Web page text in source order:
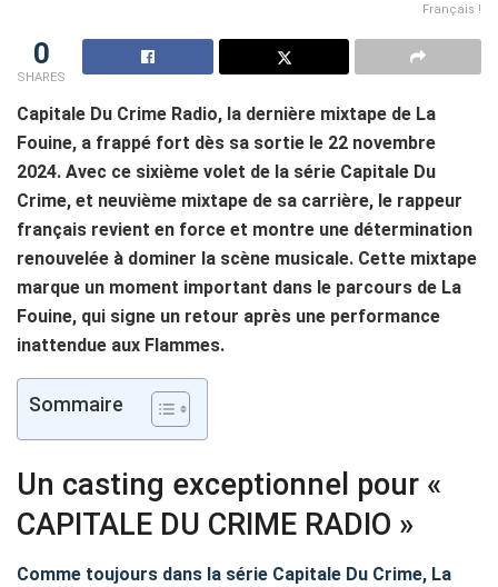
Français !
0
SHARES
Capitale Du Crime Radio, la dernière mixtape de La
Fouine, a frappé fort dès sa sortie le 22 novembre
2024. Avec ce sixième volet de la série Capitale Du
Crime, et neuvième mixtape de sa carrière, le rappeur
français revient en force et montre une détermination
renouvelée à dominer la scène musicale. Cette mixtape
marque un moment important dans le parcours de La
Fouine, qui signe un retour après une performance
inattendue aux Flammes.
Sommaire
Un casting exceptionnel pour «
CAPITALE DU CRIME RADIO »
Comme toujours dans la série Capitale Du Crime, La